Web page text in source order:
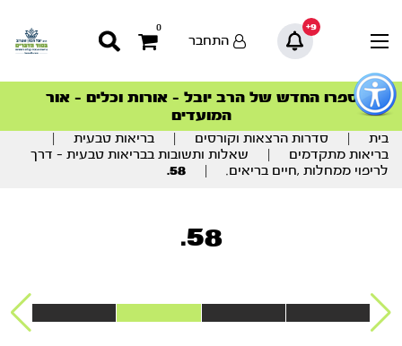
כפתור
לפתיחת
תפריט
9+
0
התחבר
סדרות הפודקאסטים
הסדרה המובילה החודש – דרך המלך
ספרו החדש של הרב יובל – אורות וכלים – אור
המועדים
הצטרפו למהפכת הבריאות הטבעית >
סדרות הפודקאסטים
הסדרה המובילה החודש – דרך המלך
תוכן
מרכזי
בית סדרות הרצאות וקורסים בריאות טבעית
בריאות מתקדמים
שאלות ותשובות בבריאות טבעית – דרך
לריפוי ממחלות ,חיים בריאים.
58.
58.